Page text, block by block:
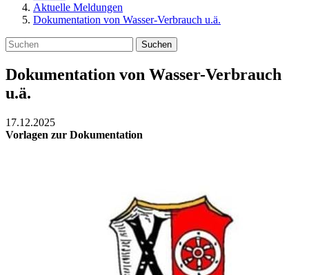
Aktuelle Meldungen
Dokumentation von Wasser-Verbrauch u.ä.
Suchen
Dokumentation von Wasser-Verbrauch
u.ä.
17.12.2025
Vorlagen zur Dokumentation